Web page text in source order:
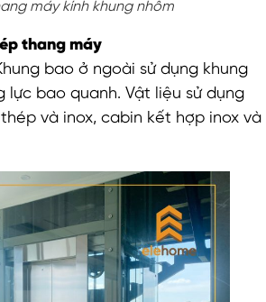
máy kính khung nhôm
thang máy
bao ở ngoài sử dụng khung
lực bao quanh. Vật liệu sử dụng
và inox, cabin kết hợp inox và